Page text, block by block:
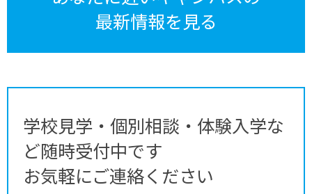
最新情報を見る
学校見学・個別相談・体験入学な
ど随時受付中です
お気軽にご連絡ください